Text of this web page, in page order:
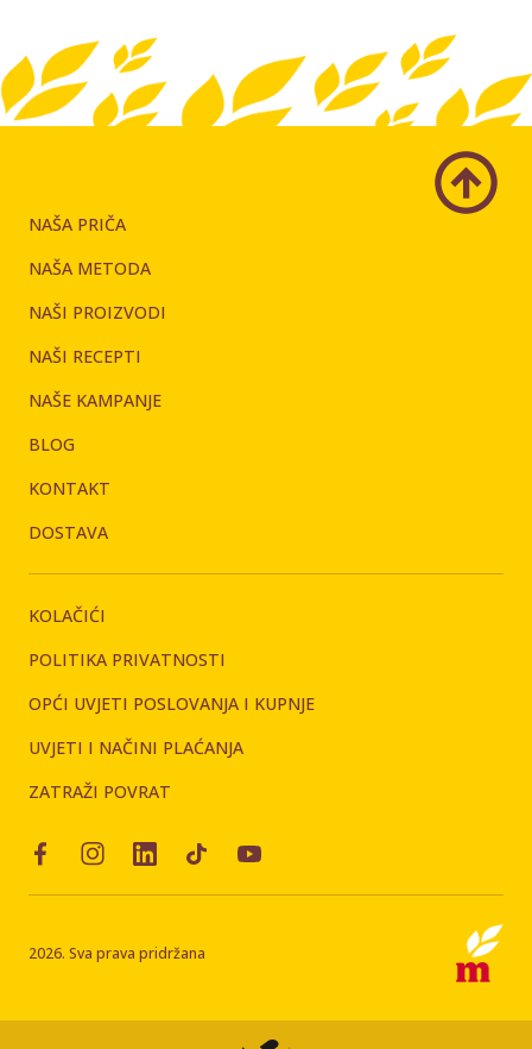
NAŠA PRIČA
NAŠA METODA
NAŠI PROIZVODI
NAŠI RECEPTI
NAŠE KAMPANJE
BLOG
KONTAKT
DOSTAVA
KOLAČIĆI
POLITIKA PRIVATNOSTI
OPĆI UVJETI POSLOVANJA I KUPNJE
UVJETI I NAČINI PLAĆANJA
ZATRAŽI POVRAT
2026. Sva prava pridržana